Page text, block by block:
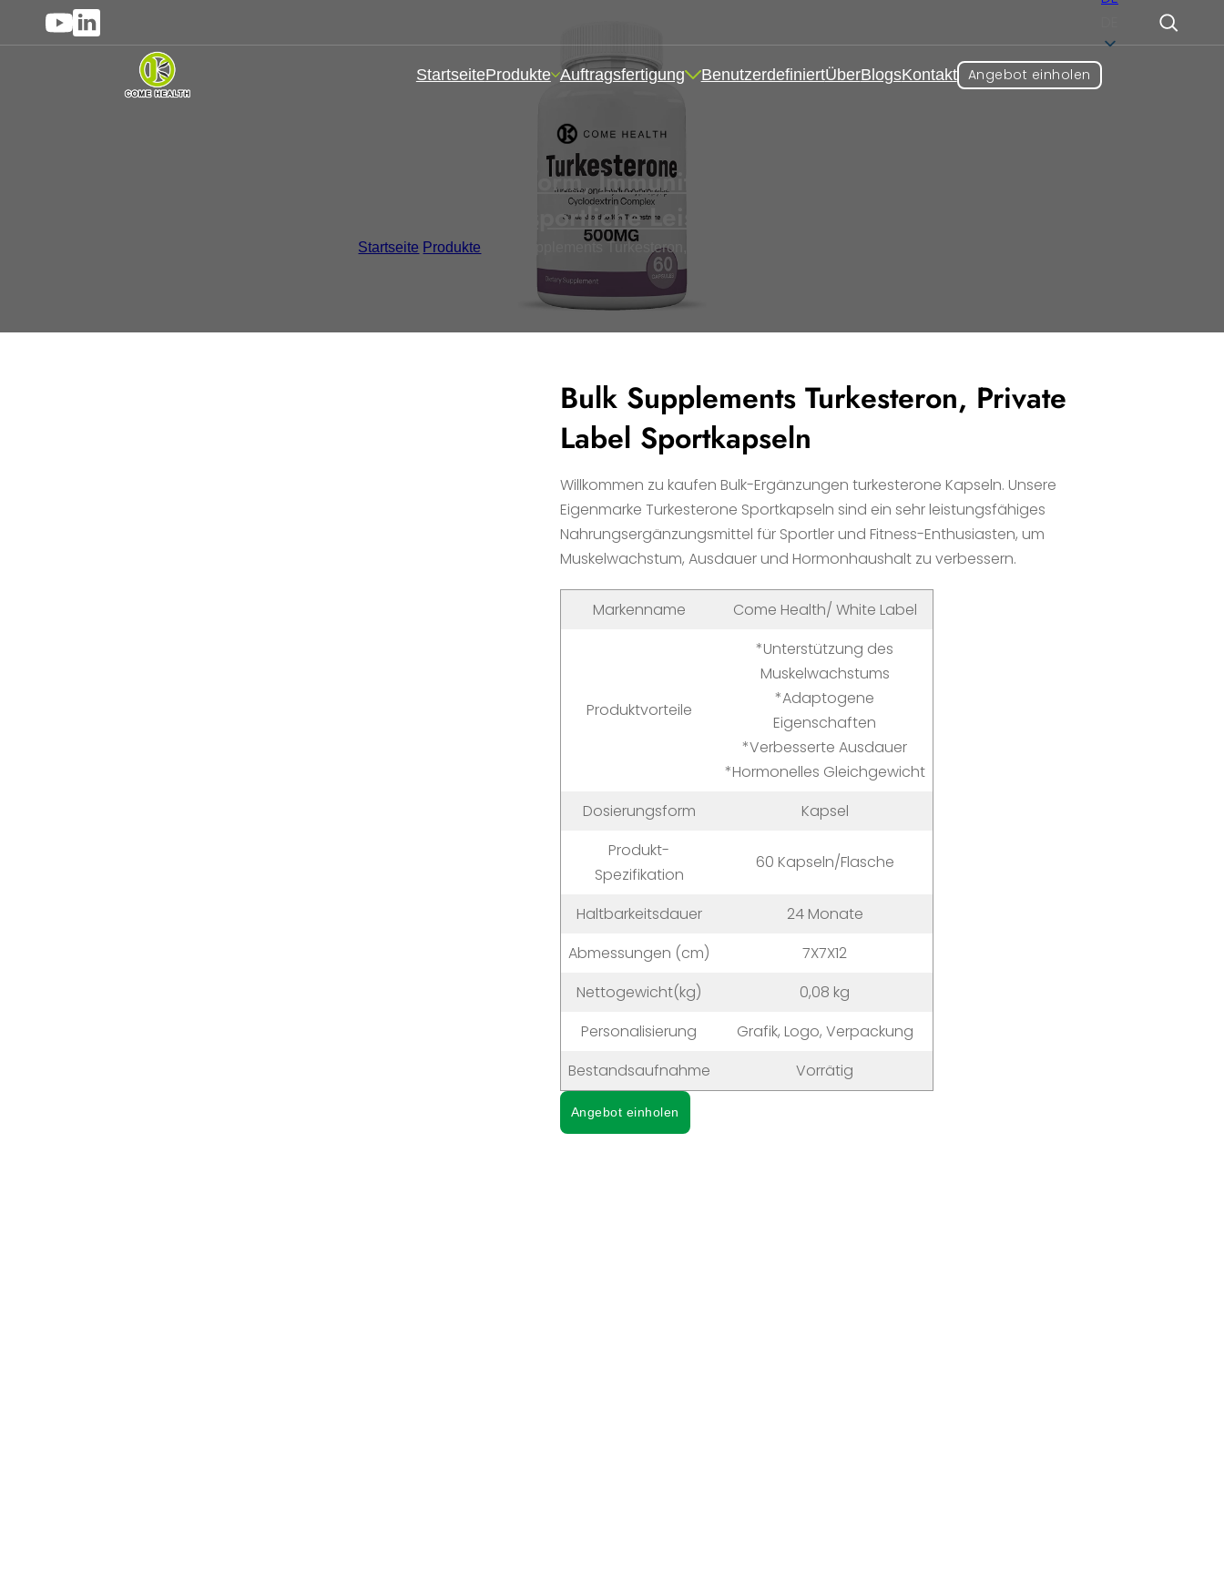
StartseiteProdukte Auftragsfertigung BenutzerdefiniertÜberBlogsKontakt Angebot einholen
Nahrungsergänzungsmittel in Kapselform,Immunität und Schutz
und sportliche Leistung
Startseite Produkte Bulk Supplements Turkesteron, Private Label Sportkapseln
Bulk Supplements Turkesteron, Private
Label Sportkapseln
Willkommen zu kaufen Bulk-Ergänzungen turkesterone Kapseln. Unsere
Eigenmarke Turkesterone Sportkapseln sind ein sehr leistungsfähiges
Nahrungsergänzungsmittel für Sportler und Fitness-Enthusiasten, um
Muskelwachstum, Ausdauer und Hormonhaushalt zu verbessern.
Markenname Come Health/ White Label
Produktvorteile
*Unterstützung des
Muskelwachstums
*Adaptogene
Eigenschaften
*Verbesserte Ausdauer
*Hormonelles Gleichgewicht
Dosierungsform
Kapsel
Produkt-
Spezifikation
60 Kapseln/Flasche
Haltbarkeitsdauer
24 Monate
Abmessungen (cm)
7X7X12
Nettogewicht(kg)
0,08 kg
Personalisierung
Grafik, Logo, Verpackung
Bestandsaufnahme
Vorrätig
Angebot einholen